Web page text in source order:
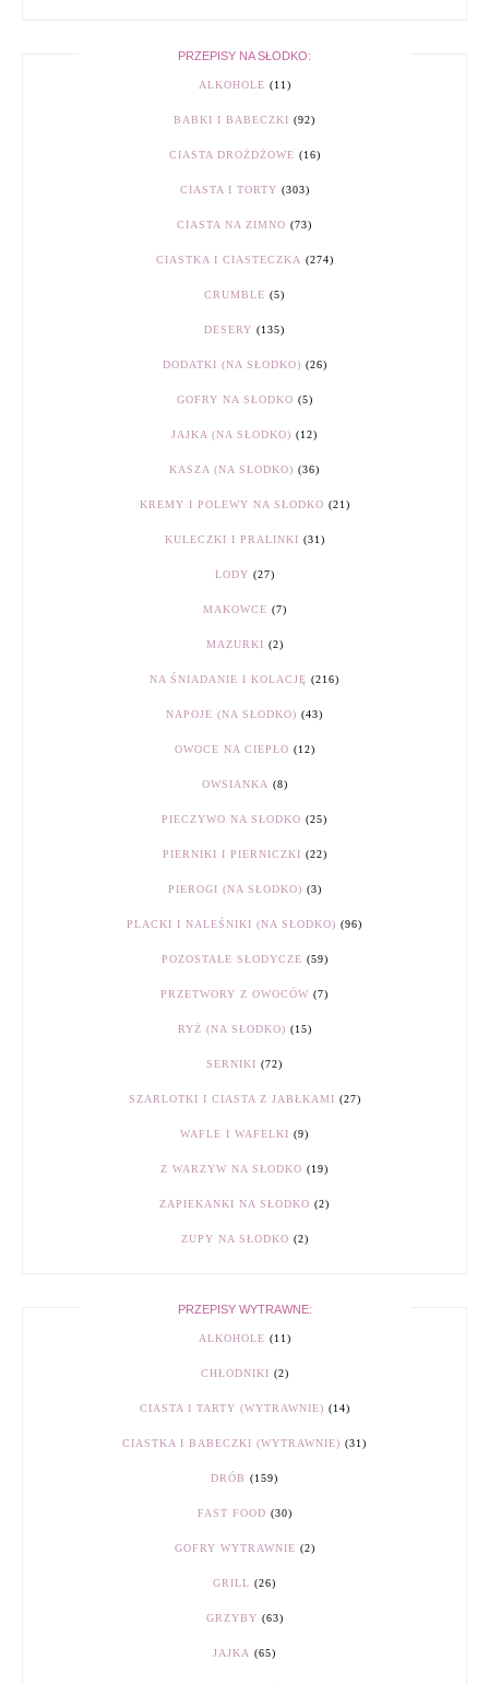
PRZEPISY NA SŁODKO:
ALKOHOLE (11)
BABKI I BABECZKI (92)
CIASTA DROŻDŻOWE (16)
CIASTA I TORTY (303)
CIASTA NA ZIMNO (73)
CIASTKA I CIASTECZKA (274)
CRUMBLE (5)
DESERY (135)
DODATKI (NA SŁODKO) (26)
GOFRY NA SŁODKO (5)
JAJKA (NA SŁODKO) (12)
KASZA (NA SŁODKO) (36)
KREMY I POLEWY NA SŁODKO (21)
KULECZKI I PRALINKI (31)
LODY (27)
MAKOWCE (7)
MAZURKI (2)
NA ŚNIADANIE I KOLACJĘ (216)
NAPOJE (NA SŁODKO) (43)
OWOCE NA CIEPŁO (12)
OWSIANKA (8)
PIECZYWO NA SŁODKO (25)
PIERNIKI I PIERNICZKI (22)
PIEROGI (NA SŁODKO) (3)
PLACKI I NALEŚNIKI (NA SŁODKO) (96)
POZOSTAŁE SŁODYCZE (59)
PRZETWORY Z OWOCÓW (7)
RYŻ (NA SŁODKO) (15)
SERNIKI (72)
SZARLOTKI I CIASTA Z JABŁKAMI (27)
WAFLE I WAFELKI (9)
Z WARZYW NA SŁODKO (19)
ZAPIEKANKI NA SŁODKO (2)
ZUPY NA SŁODKO (2)
PRZEPISY WYTRAWNE:
ALKOHOLE (11)
CHŁODNIKI (2)
CIASTA I TARTY (WYTRAWNIE) (14)
CIASTKA I BABECZKI (WYTRAWNIE) (31)
DRÓB (159)
FAST FOOD (30)
GOFRY WYTRAWNIE (2)
GRILL (26)
GRZYBY (63)
JAJKA (65)